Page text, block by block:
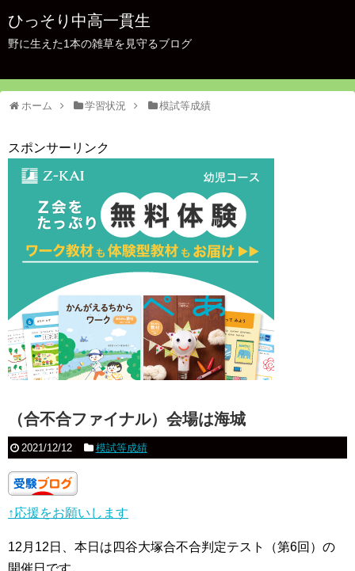
ひっそり中高一貫生
野に生えた1本の雑草を見守るブログ
ホーム 学習状況 模試等成績
スポンサーリンク
（合不合ファイナル）会場は海城
2021/12/12 模試等成績
↑応援をお願いします
12月12日、本日は四谷大塚合不合判定テスト（第6回）の
開催日です。